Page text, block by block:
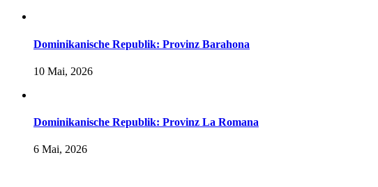
Dominikanische Republik: Provinz Barahona
10 Mai, 2026
Dominikanische Republik: Provinz La Romana
6 Mai, 2026